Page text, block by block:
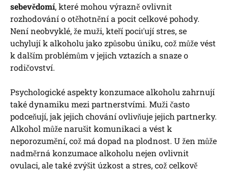
sebevědomí, které mohou výrazně ovlivnit
rozhodování o otěhotnění a pocit celkové pohody.
Není neobvyklé, že muži, kteří pociťují stres, se
uchylují k alkoholu jako způsobu úniku, což může vést
k dalším problémům v jejich vztazích a snaze o
rodičovství.
Psychologické aspekty konzumace alkoholu zahrnují
také dynamiku mezi partnerstvími. Muži často
podceňují, jak jejich chování ovlivňuje jejich partnerky.
Alkohol může narušit komunikaci a vést k
neporozumění, což má dopad na plodnost. U žen může
nadměrná konzumace alkoholu nejen ovlivnit
ovulaci, ale také zvýšit úzkost a stres, což celkově